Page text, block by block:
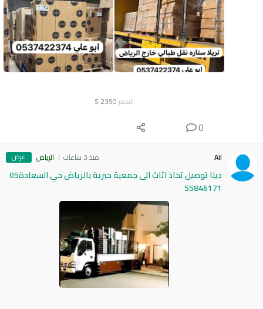
السعر 2350
$
0
Ail منذ 3 ساعات الرياض عرض
دينا توصيل تخاذ اثاث الى جمعية خيرية بالرياض حي السعادة05
55846171